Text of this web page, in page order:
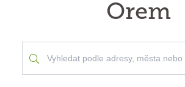
Orem